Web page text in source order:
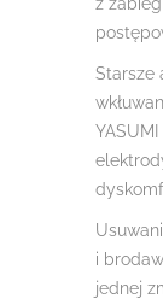
Starsze
i
jednej